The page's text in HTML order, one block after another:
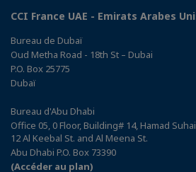
CCI France UAE - Emirats Arabes
Bureau de Dubaï
Oud Metha Road - 18th St – Dubai
P.O. Box 25775
Dubaï
Bureau d'Abu Dhabi
Office 05, 0 Floor, Building# 14, Hamad
12 Al Keebal St. and Al Meena St.
Abu Dhabi P.O. Box 73390
(Accéder au plan)